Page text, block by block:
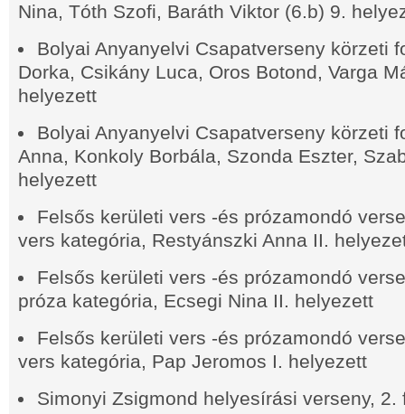
Nina, Tóth Szofi, Baráth Viktor (6.b) 9.
Bolyai Anyanyelvi Csapatverseny körzeti
Dorka, Csikány Luca, Oros Botond, Varga
helyezett
Bolyai Anyanyelvi Csapatverseny körzeti
Anna, Konkoly Borbála, Szonda Eszter,
helyezett
Felsős kerületi vers -és prózamondó
vers kategória, Restyánszki Anna II.
Felsős kerületi vers -és prózamondó
próza kategória, Ecsegi Nina II. helyezett
Felsős kerületi vers -és prózamondó
vers kategória, Pap Jeromos I. helyezett
Simonyi Zsigmond helyesírási verseny, 2.